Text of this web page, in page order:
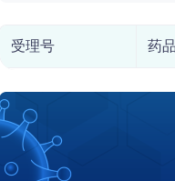
受理号 药